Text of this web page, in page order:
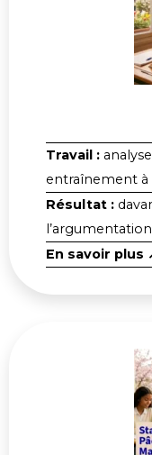
Travail :
entraînement à
Résultat :
En savoir plus